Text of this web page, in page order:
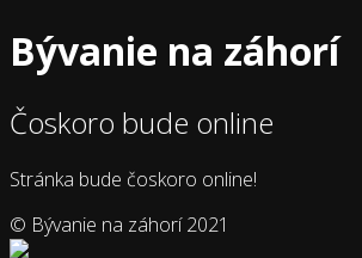
Bývanie na záhorí
Čoskoro bude online
Stránka bude čoskoro online!
© Bývanie na záhorí 2021